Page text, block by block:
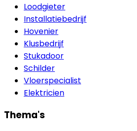
Loodgieter
Installatiebedrijf
Hovenier
Klusbedrijf
Stukadoor
Schilder
Vloerspecialist
Elektricien
Thema's